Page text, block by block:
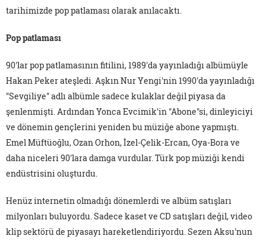
tarihimizde pop patlaması olarak anılacaktı.
Pop patlaması
90'lar pop patlamasının fitilini, 1989'da yayınladığı albümüyle
Hakan Peker ateşledi. Aşkın Nur Yengi'nin 1990'da yayınladığı
"Sevgiliye" adlı albümle sadece kulaklar değil piyasa da
şenlenmişti. Ardından Yonca Evcimik'in "Abone"si, dinleyiciyi
ve dönemin gençlerini yeniden bu müziğe abone yapmıştı.
Emel Müftüoğlu, Ozan Orhon, İzel-Çelik-Ercan, Oya-Bora ve
daha niceleri 90'lara damga vurdular. Türk pop müziği kendi
endüstrisini oluşturdu.
Henüz internetin olmadığı dönemlerdi ve albüm satışları
milyonları buluyordu. Sadece kaset ve CD satışları değil, video
klip sektörü de piyasayı hareketlendiriyordu. Sezen Aksu'nun